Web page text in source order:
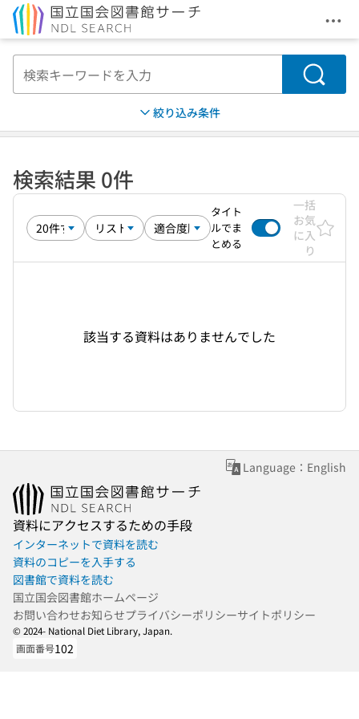
メ
検索
絞り込み条件
検索結果 0件
タイト
ルでま
とめる
一括
お気
に入
り
該当する資料はありませんでした
Language：English
資料にアクセスするための手段
インターネットで資料を読む
資料のコピーを入手する
図書館で資料を読む
国立国会図書館ホームページ
お問い合わせお知らせプライバシーポリシーサイトポリシー
© 2024- National Diet Library, Japan.
画面番号102